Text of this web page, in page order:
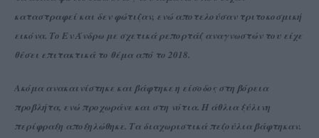
καταστραφεί και δεν φώτιζαν, ενώ αποτελούσαν τριτοκοσμική
εικόνα. Το Εν Άνδρω με σχετικά ρεπορτάζ αναγνωστών του είχε
θέσει επιτακτικά το θέμα από το 2018.
Ακόμα ανακαινίστηκε και βάφτηκε η είσοδος στη βόρεια
προβλήτα, ενώ προχωράνε και στη νότια. Η άθλια ξύλινη
περίφραξη αποξηλώθηκε. Τα διαχωριστικά πεζούλια βάφτηκαν.